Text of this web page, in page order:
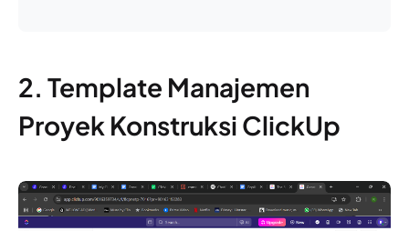
2. Template Manajemen
Proyek Konstruksi ClickUp